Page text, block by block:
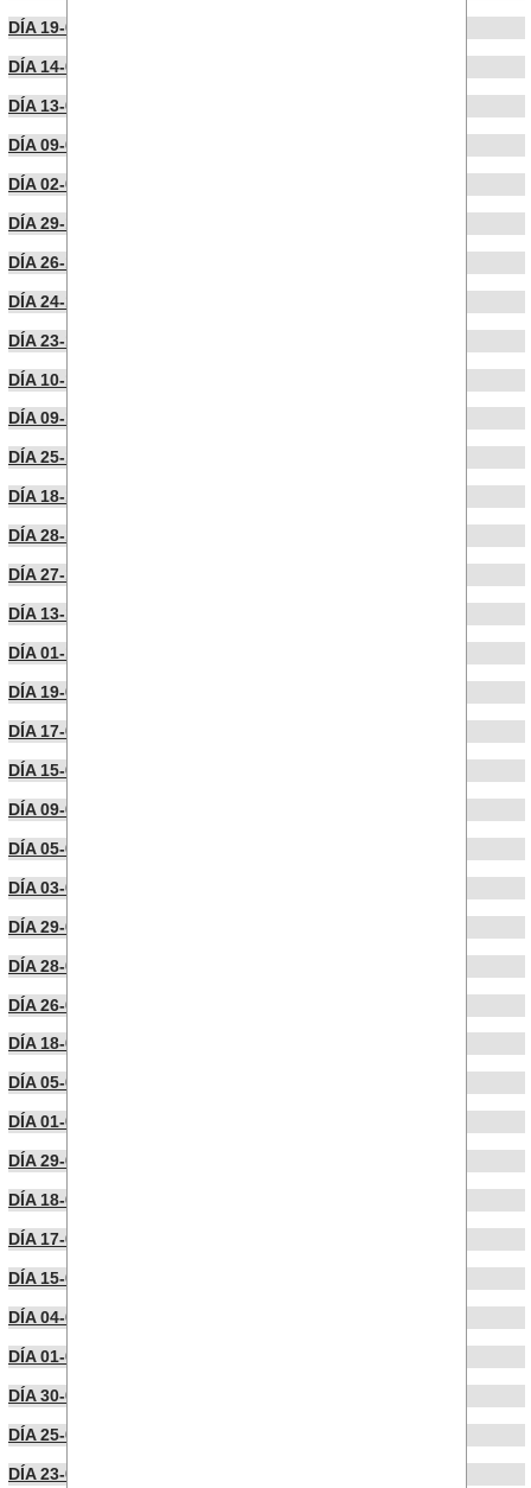
DÍA 19-01-2026
DÍA 14-01-2026
DÍA 13-01-2026
DÍA 09-01-2026
DÍA 02-01-2026
DÍA 29-12-2025
DÍA 26-12-2025
DÍA 24-12-2025
DÍA 23-12-2025
DÍA 10-12-2025
DÍA 09-12-2025
DÍA 25-11-2025
DÍA 18-11-2025
DÍA 28-10-2025
DÍA 27-10-2025
DÍA 13-10-2025
DÍA 01-10-2025
DÍA 19-09-2025
DÍA 17-09-2025
DÍA 15-09-2025
DÍA 09-09-2025
DÍA 05-09-2025
DÍA 03-09-2025
DÍA 29-08-2025
DÍA 28-08-2025
DÍA 26-08-2025
DÍA 18-08-2025
DÍA 05-08-2025
DÍA 01-08-2025
DÍA 29-07-2025
DÍA 18-07-2025
DÍA 17-07-2025
DÍA 15-07-2025
DÍA 04-07-2025
DÍA 01-07-2025
DÍA 30-06-2025
DÍA 25-06-2025
DÍA 23-06-2025